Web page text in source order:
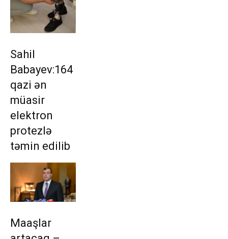
Sahil
Babayev:164
qazi ən
müasir
elektron
protezlə
təmin edilib
Maaşlar